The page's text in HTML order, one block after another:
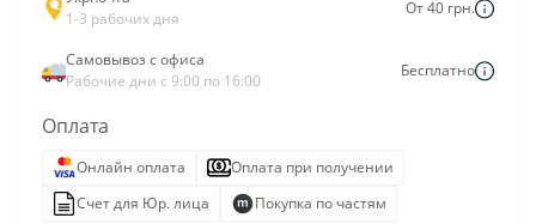
1-3 рабочих дня
От 40 грн.
Самовывоз с офиса
Рабочие дни с 9:00 по 16:00
Бесплатно
Оплата
Онлайн оплата
Оплата при получении
Счет для Юр. лица
Покупка по частям